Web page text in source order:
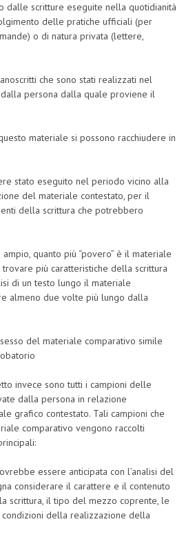
2022)
dalle scritture eseguite nella quotidianità
delle pratiche ufficiali (per
o di natura privata (lettere,
che sono stati realizzati nel
persona dalla quale proviene il
materiale si possono racchiudere in
stato eseguito nel periodo vicino alla
del materiale contestato, per il
della scrittura che potrebbero
quanto più “povero” è il materiale
più caratteristiche della scrittura
di un testo lungo il materiale
almeno due volte più lungo dalla
del materiale comparativo simile
invece sono tutti i campioni delle
dalla persona in relazione
grafico contestato. Tali campioni che
comparativo vengono raccolti
essere anticipata con l’analisi del
considerare il carattere e il contenuto
scrittura, il tipo del mezzo coprente, le
della realizzazione della